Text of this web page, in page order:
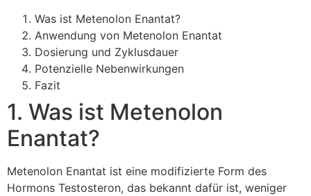
Was ist Metenolon Enantat?
Anwendung von Metenolon Enantat
Dosierung und Zyklusdauer
Potenzielle Nebenwirkungen
Fazit
1. Was ist Metenolon
Enantat?
Metenolon Enantat ist eine modifizierte Form des
Hormons Testosteron, das bekannt dafür ist, weniger